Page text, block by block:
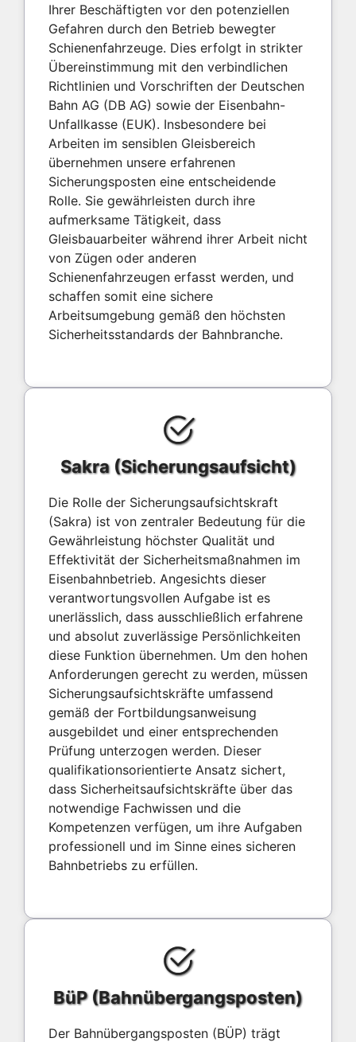
Ihrer Beschäftigten vor den potenziellen
Gefahren durch den Betrieb bewegter
Schienenfahrzeuge. Dies erfolgt in strikter
Übereinstimmung mit den verbindlichen
Richtlinien und Vorschriften der Deutschen
Bahn AG (DB AG) sowie der Eisenbahn-
Unfallkasse (EUK). Insbesondere bei
Arbeiten im sensiblen Gleisbereich
übernehmen unsere erfahrenen
Sicherungsposten eine entscheidende
Rolle. Sie gewährleisten durch ihre
aufmerksame Tätigkeit, dass
Gleisbauarbeiter während ihrer Arbeit nicht
von Zügen oder anderen
Schienenfahrzeugen erfasst werden, und
schaffen somit eine sichere
Arbeitsumgebung gemäß den höchsten
Sicherheitsstandards der Bahnbranche.
Sakra (Sicherungsaufsicht)
Die Rolle der Sicherungsaufsichtskraft
(Sakra) ist von zentraler Bedeutung für die
Gewährleistung höchster Qualität und
Effektivität der Sicherheitsmaßnahmen im
Eisenbahnbetrieb. Angesichts dieser
verantwortungsvollen Aufgabe ist es
unerlässlich, dass ausschließlich erfahrene
und absolut zuverlässige Persönlichkeiten
diese Funktion übernehmen. Um den hohen
Anforderungen gerecht zu werden, müssen
Sicherungsaufsichtskräfte umfassend
gemäß der Fortbildungsanweisung
ausgebildet und einer entsprechenden
Prüfung unterzogen werden. Dieser
qualifikationsorientierte Ansatz sichert,
dass Sicherheitsaufsichtskräfte über das
notwendige Fachwissen und die
Kompetenzen verfügen, um ihre Aufgaben
professionell und im Sinne eines sicheren
Bahnbetriebs zu erfüllen.
BüP (Bahnübergangsposten)
Der Bahnübergangsposten (BÜP) trägt